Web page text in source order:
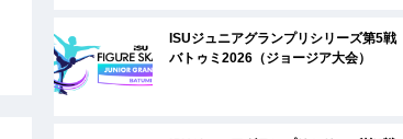
ISUジュニアグランプリシリーズ第5戦
バトゥミ2026（ジョージア大会）